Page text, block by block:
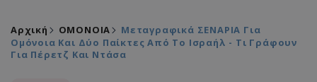
Αρχική ΟΜΟΝΟΙΑ
Μεταγραφικά ΣΕΝΑΡΙΑ Για
Ομόνοια Και Δύο Παίκτες Από Το Ισραήλ - Τι Γράφουν
Για Πέρετζ Και Ντάσα